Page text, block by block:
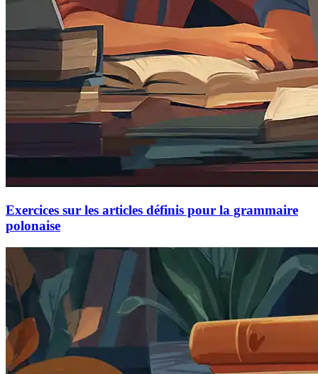
Exercices sur les articles définis pour la grammaire
polonaise